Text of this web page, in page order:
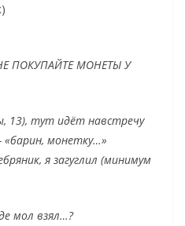
ПОКУПАЙТЕ МОНЕТЫ У
13), тут идёт навстречу
монетку…»
я загуглил (минимум
мол взял…?